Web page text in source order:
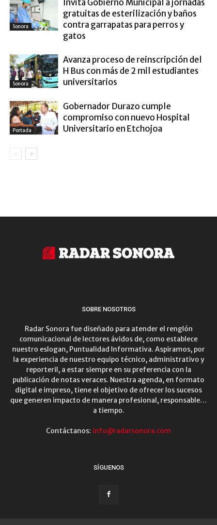
Sonora
Invita Gobierno Municipal a jornadas
gratuitas de esterilización y baños
contra garrapatas para perros y
gatos
Sonora
Avanza proceso de reinscripción del
H Bus con más de 2 mil estudiantes
universitarios
Portada
Gobernador Durazo cumple
compromiso con nuevo Hospital
Universitario en Etchojoa
SOBRE NOSOTROS
Radar Sonora fue diseñado para atender el renglón
comunicacional de lectores ávidos de, como establece
nuestro eslogan, Puntualidad Informativa. Aspiramos, por
la experiencia de nuestro equipo técnico, administrativo y
reporteril, a estar siempre en su preferencia con la
publicación de notas veraces. Nuestra agenda, en formato
digital e impreso, tiene el objetivo de ofrecer los sucesos
que generen impacto de manera profesional, responsable…
a tiempo.
Contáctanos: info@radarsonora.com
SÍGUENOS